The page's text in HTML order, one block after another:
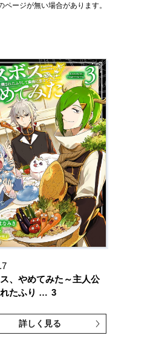
ージが無い場合があります。
、やめてみた～主人公
たふり … 3
詳しく見る